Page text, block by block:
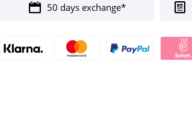
50 days exchange*